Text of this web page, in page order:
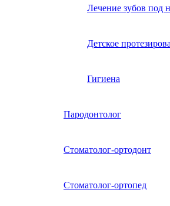
Лечение зубов под
Детское
Гигиена
Пародонтолог
Стоматолог-ортодонт
Стоматолог-ортопед